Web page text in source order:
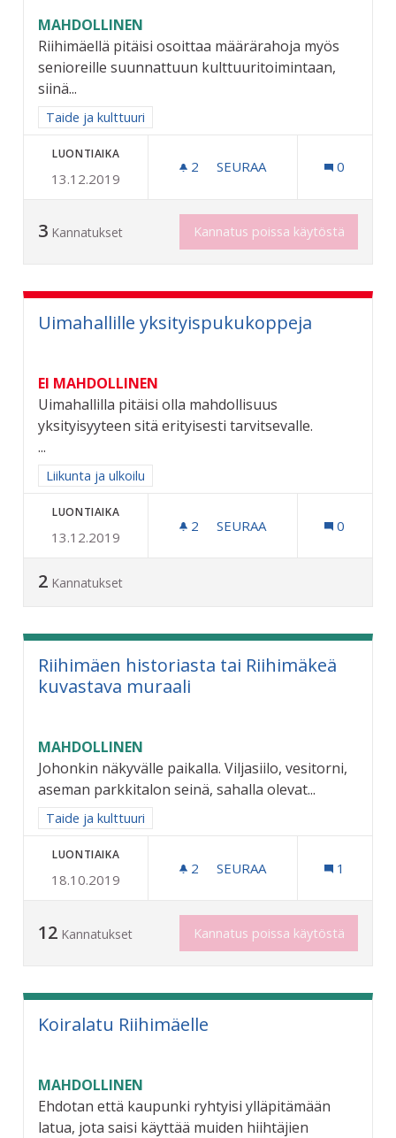
MAHDOLLINEN
Riihimäellä pitäisi osoittaa määrärahoja myös
senioreille suunnattuun kulttuuritoimintaan,
siinä...
Rajaa tulokset aihepiirin mukaan: Taide ja kulttuuri
Taide ja kulttuuri
LUONTIAIKA
13.12.2019
2 2 SEURAAJAA
SEURAA 0
3 Kannatukset Kannatus poissa käytöstä
Uimahallille yksityispukukoppeja
EI MAHDOLLINEN
Uimahallilla pitäisi olla mahdollisuus
yksityisyyteen sitä erityisesti tarvitsevalle.
...
Rajaa tulokset aihepiirin mukaan: Liikunta ja ulkoilu
Liikunta ja ulkoilu
LUONTIAIKA
13.12.2019
2 2 SEURAAJAA
SEURAA 0
2 Kannatukset
Riihimäen historiasta tai Riihimäkeä
kuvastava muraali
MAHDOLLINEN
Johonkin näkyvälle paikalla. Viljasiilo, vesitorni,
aseman parkkitalon seinä, sahalla olevat...
Rajaa tulokset aihepiirin mukaan: Taide ja kulttuuri
Taide ja kulttuuri
LUONTIAIKA
18.10.2019
2 2 SEURAAJAA
SEURAA 1
12 Kannatukset Kannatus poissa käytöstä
Koiralatu Riihimäelle
MAHDOLLINEN
Ehdotan että kaupunki ryhtyisi ylläpitämään
latua, jota saisi käyttää muiden hiihtäjien